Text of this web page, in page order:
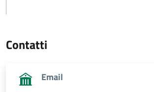
Contatti
Email